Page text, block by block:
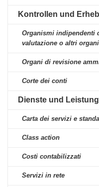
Kontrollen und
Organismi indipendenti
valutazione o altri
Organi di revisione
Corte dei conti
Dienste und
Carta dei servizi e
Class action
Costi contabilizzati
Servizi in rete